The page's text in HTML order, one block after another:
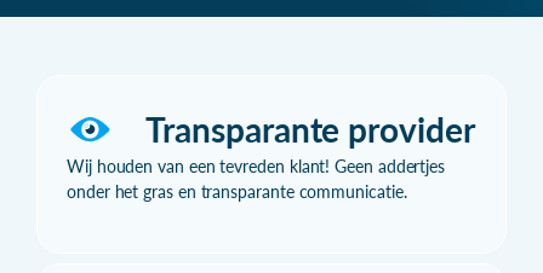
Transparante provider
Wij houden van een tevreden klant! Geen addertjes
onder het gras en transparante communicatie.